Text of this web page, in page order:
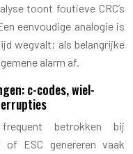
toont foutieve CRC’s
eenvoudige analogie is
wegvalt; als belangrijke
alarm af.
c-codes, wiel-
frequent betrokken bij
of ESC genereren vaak